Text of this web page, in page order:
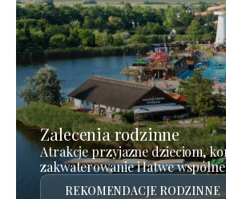
Zalecenia rodzinne
Atrakcje przyjazne dzieciom,
zakwaterowanie i łatwe
REKOMENDACJE RODZINNE